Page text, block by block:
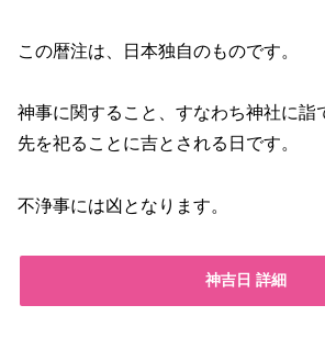
この暦注は、日本独自のものです。
神事に関すること、すなわち神社に詣
先を祀ることに吉とされる日です。
不浄事には凶となります。
神吉日 詳細